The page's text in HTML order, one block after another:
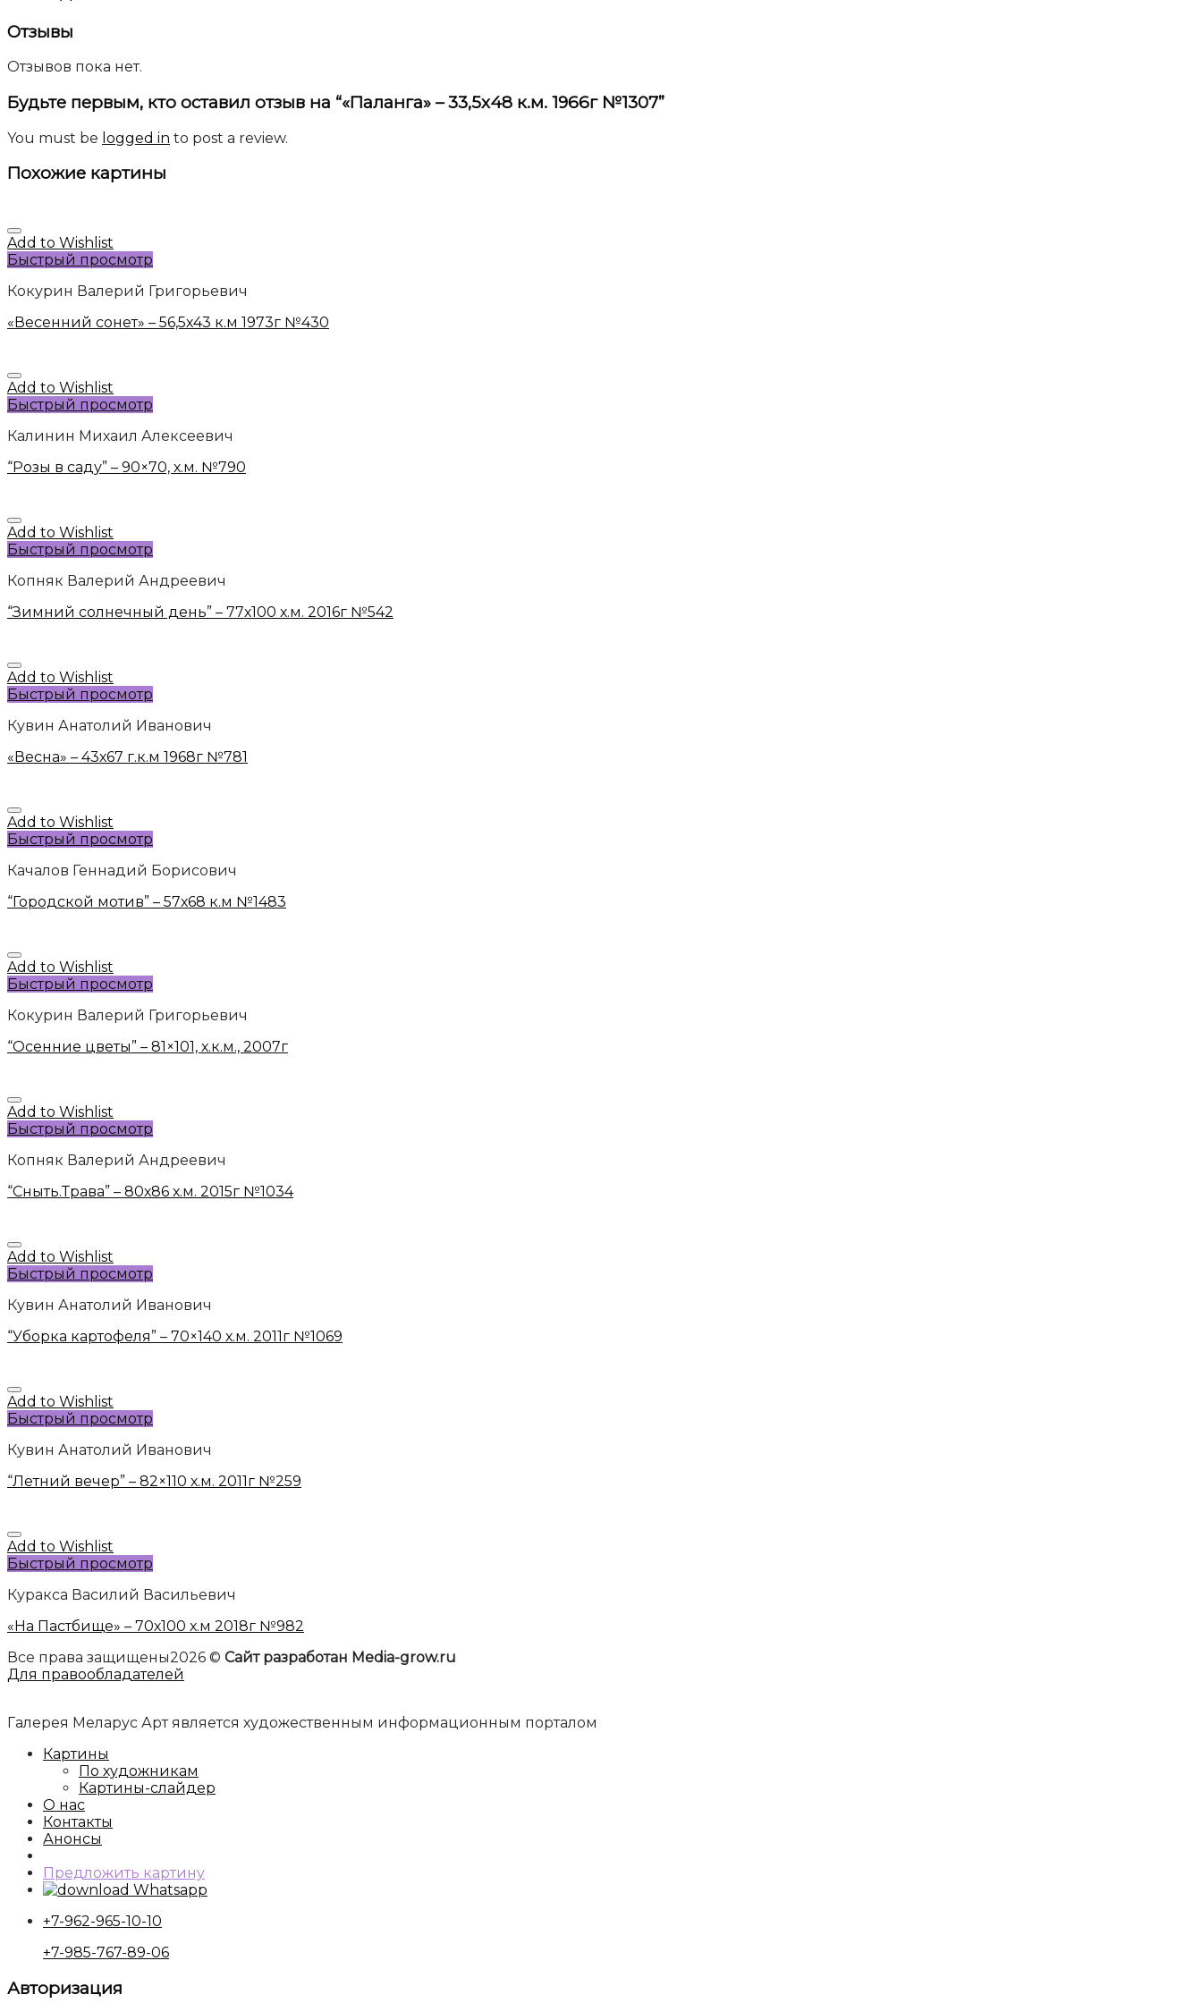
Отзывы
Отзывов пока нет.
Будьте первым, кто оставил отзыв на “«Паланга» – 33,5х48 к.м. 1966г №1307”
You must be logged in to post a review.
Похожие картины
Add to Wishlist
Быстрый просмотр
Кокурин Валерий Григорьевич
«Весенний сонет» – 56,5х43 к.м 1973г №430
Add to Wishlist
Быстрый просмотр
Калинин Михаил Алексеевич
“Розы в саду” – 90×70, х.м. №790
Add to Wishlist
Быстрый просмотр
Копняк Валерий Андреевич
“Зимний солнечный день” – 77х100 х.м. 2016г №542
Add to Wishlist
Быстрый просмотр
Кувин Анатолий Иванович
«Весна» – 43х67 г.к.м 1968г №781
Add to Wishlist
Быстрый просмотр
Качалов Геннадий Борисович
“Городской мотив” – 57х68 к.м №1483
Add to Wishlist
Быстрый просмотр
Кокурин Валерий Григорьевич
“Осенние цветы” – 81×101, х.к.м., 2007г
Add to Wishlist
Быстрый просмотр
Копняк Валерий Андреевич
“Сныть.Трава” – 80х86 х.м. 2015г №1034
Add to Wishlist
Быстрый просмотр
Кувин Анатолий Иванович
“Уборка картофеля” – 70×140 х.м. 2011г №1069
Add to Wishlist
Быстрый просмотр
Кувин Анатолий Иванович
“Летний вечер” – 82×110 х.м. 2011г №259
Add to Wishlist
Быстрый просмотр
Куракса Василий Васильевич
«На Пастбище» – 70х100 х.м 2018г №982
Все права защищены2026 © Сайт разработан Media-grow.ru
Для правообладателей
Галерея Меларус Арт является художественным информационным порталом
Картины
По художникам
Картины-слайдер
О нас
Контакты
Анонсы
Предложить картину
Whatsapp
+7-962-965-10-10
+7-985-767-89-06
Авторизация